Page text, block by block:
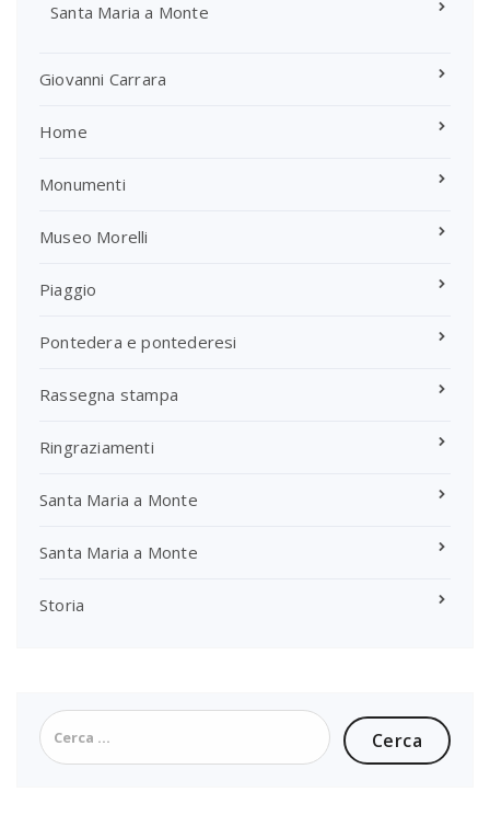
Santa Maria a Monte
Giovanni Carrara
Home
Monumenti
Museo Morelli
Piaggio
Pontedera e pontederesi
Rassegna stampa
Ringraziamenti
Santa Maria a Monte
Santa Maria a Monte
Storia
Ricerca
per: